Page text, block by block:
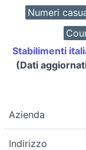
Numeri
Stabilimenti
(Dati
Azienda
Indirizzo